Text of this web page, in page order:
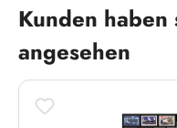
Produktgalerie
Kunden
angesehen